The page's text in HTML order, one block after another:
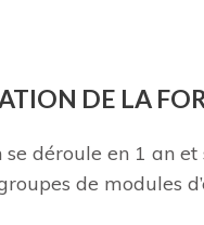
TION DE LA
déroule en 1 an et
de modules